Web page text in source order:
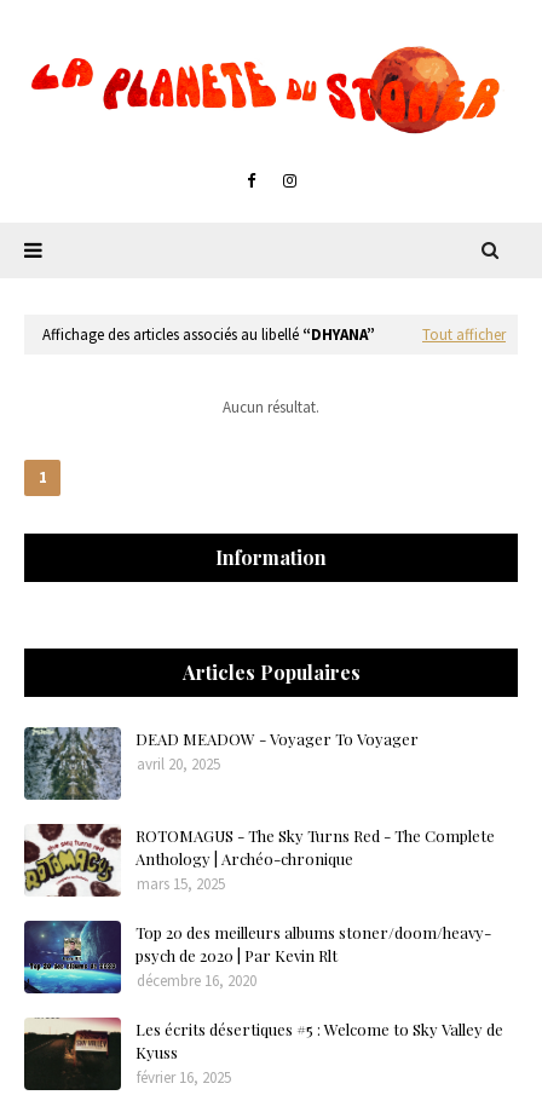
Affichage des articles associés au libellé DHYANA Tout afficher
Aucun résultat.
1
Information
Articles Populaires
DEAD MEADOW - Voyager To Voyager
avril 20, 2025
ROTOMAGUS - The Sky Turns Red - The Complete
Anthology | Archéo-chronique
mars 15, 2025
Top 20 des meilleurs albums stoner/doom/heavy-
psych de 2020 | Par Kevin Rlt
décembre 16, 2020
Les écrits désertiques #5 : Welcome to Sky Valley de
Kyuss
février 16, 2025